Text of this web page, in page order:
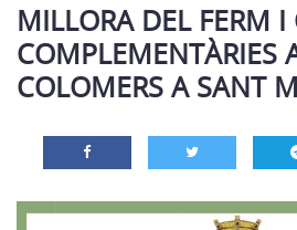
MILLORA DEL FERM I
COMPLEMENTÀRIES
COLOMERS A SANT